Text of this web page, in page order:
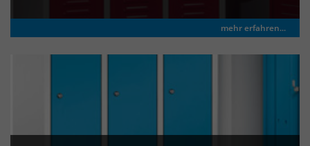
mehr erfahren...